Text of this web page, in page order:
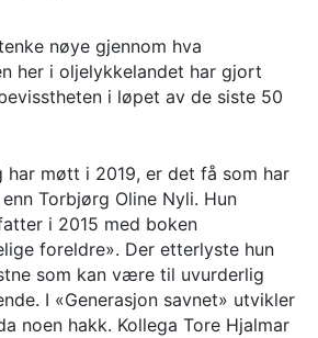
nøye gjennom hva
her i oljelykkelandet har gjort
i løpet av de siste 50
har møtt i 2019, er det få som har
Torbjørg Oline Nyli. Hun
i 2015 med boken
foreldre». Der etterlyste hun
som kan være til uvurderlig
I «Generasjon savnet» utvikler
noen hakk. Kollega Tore Hjalmar